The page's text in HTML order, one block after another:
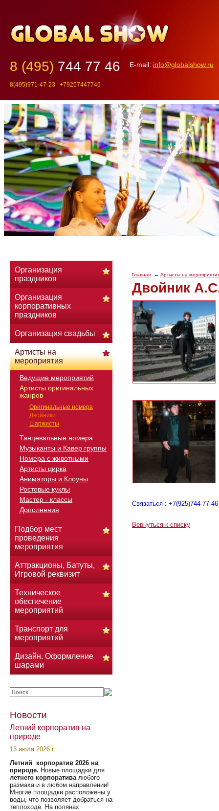
8 (495) 744 77 46
8(495)971-47-23 +79257447746
E-mail: info@globalshow.ru
Главная Артисты на
Двойник
Связаться : +7(925)744-77-46
Вернуться к списку
Организация
праздников
Организация
корпоративных
праздников
Организация свадьбы
Артисты на
мероприятия
Ведущие мероприятий
Артисты оригинальных
жанров
Оригинальные номера
Двойники
Шаржисты
Танцевальные номера
Музыканты и Кавер группы
Номера с животными
Артисты цирка
Аниматоры и Клоуны
Ростовые куклы
Мастер - классы
Дополнения
Подбор мест
проведения
мероприятия
Аттракционы, Батуты,
Игровой реквизит
Техническое
обеспечение
мероприятий
Транспорт для
мероприятий
Дизайн. Оформление
шарами
Новости
Летний корпоратив на
природе
13 июля 2026 г.
Летний корпоратив 2026 на
природе. Новые площадки для
летнего корпоративалюбого
размаха и в любом направлении!
Многие площадки расположены у
воды, что позволяет добраться на
теплоходе. На полянах